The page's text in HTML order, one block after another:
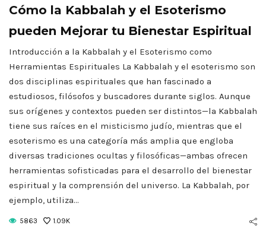
Cómo la Kabbalah y el Esoterismo
pueden Mejorar tu Bienestar Espiritual
Introducción a la Kabbalah y el Esoterismo como
Herramientas Espirituales La Kabbalah y el esoterismo son
dos disciplinas espirituales que han fascinado a
estudiosos, filósofos y buscadores durante siglos. Aunque
sus orígenes y contextos pueden ser distintos—la Kabbalah
tiene sus raíces en el misticismo judío, mientras que el
esoterismo es una categoría más amplia que engloba
diversas tradiciones ocultas y filosóficas—ambas ofrecen
herramientas sofisticadas para el desarrollo del bienestar
espiritual y la comprensión del universo. La Kabbalah, por
ejemplo, utiliza…
5863 1.09K